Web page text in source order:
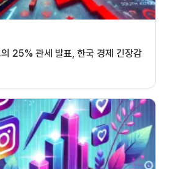
25% 관세 발표, 한국 경제 긴장감